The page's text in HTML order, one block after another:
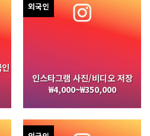
외국인
인스타그램 사진/비디오 저장
₩4,000~₩350,000